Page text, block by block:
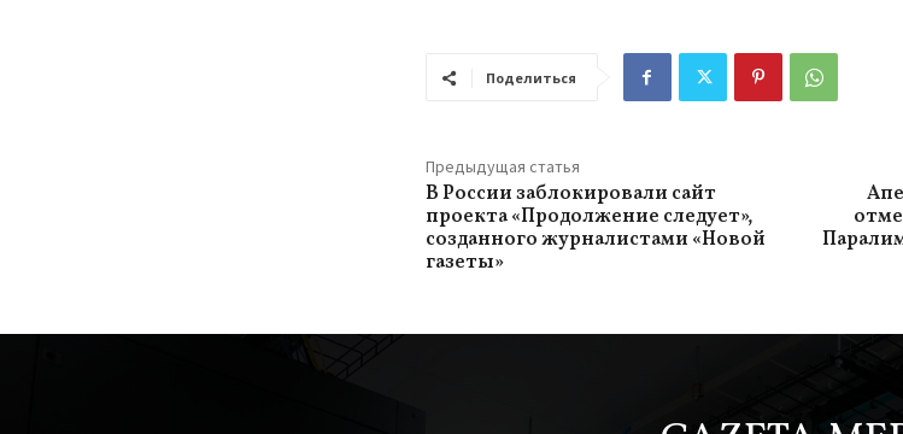
Поделиться
Предыдущая статья
В России заблокировали сайт
проекта «Продолжение следует»,
созданного журналистами «Новой
газеты»